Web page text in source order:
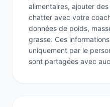
alimentaires, ajouter
chatter avec votre
données de poids,
grasse. Ces
uniquement par le
sont partagées avec